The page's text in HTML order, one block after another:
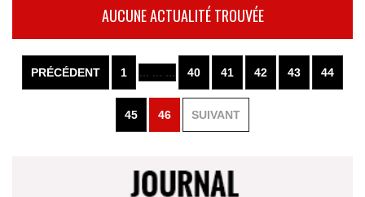
AUCUNE ACTUALITÉ TROUVÉE
PRÉCÉDENT 1 ... ... ... 40 41 42 43 44
45 46 SUIVANT